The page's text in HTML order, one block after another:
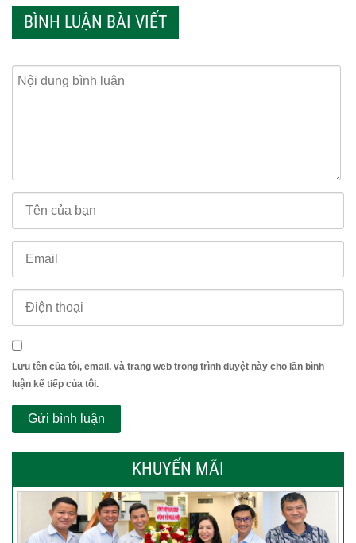
BÌNH LUẬN BÀI VIẾT
Lưu tên của tôi, email, và trang web trong trình duyệt này cho lần bình
luận kế tiếp của tôi.
KHUYẾN MÃI